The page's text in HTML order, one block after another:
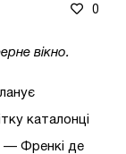
0
вікно.
каталонці
— Френкі де